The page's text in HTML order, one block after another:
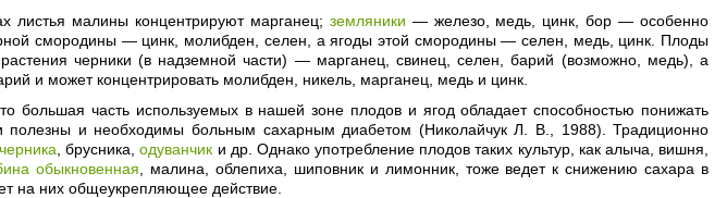
листья малины концентрируют марганец; земляники — железо, медь, цинк, бор — особенно
смородины — цинк, молибден, селен, а ягоды этой смородины — селен, медь, цинк. Плоды
черники (в надземной части) — марганец, свинец, селен, барий (возможно, медь), а
и может концентрировать молибден, никель, марганец, медь и цинк.
большая часть используемых в нашей зоне плодов и ягод обладает способностью понижать
полезны и необходимы больным сахарным диабетом (Николайчук Л. В., 1988). Традиционно
черника , брусника,одуванчик и др. Однако употребление плодов таких культур, как алыча, вишня,
обыкновенная , малина, облепиха, шиповник и лимонник, тоже ведет к снижению сахара в
на них общеукрепляющее действие.